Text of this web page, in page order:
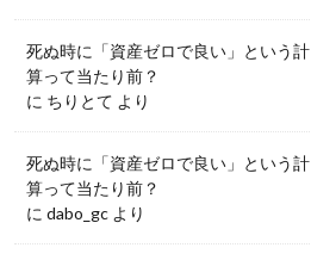
死ぬ時に「資産ゼロで良い」という計
算って当たり前？
に ちりとて より
死ぬ時に「資産ゼロで良い」という計
算って当たり前？
に dabo_gc より